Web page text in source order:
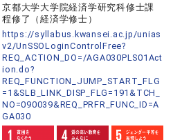
京都大学大学院経済学研究科修士課
程修了（経済学修士）
https://syllabus.kwansei.ac.jp/unias
v2/UnSSOLoginControlFree?
REQ_ACTION_DO=/AGA030PLS01Act
ion.do?
REQ_FUNCTION_JUMP_START_FLG
=1&SLB_LINK_DISP_FLG=191&TCH_
NO=090039&REQ_PRFR_FUNC_ID=A
GA030